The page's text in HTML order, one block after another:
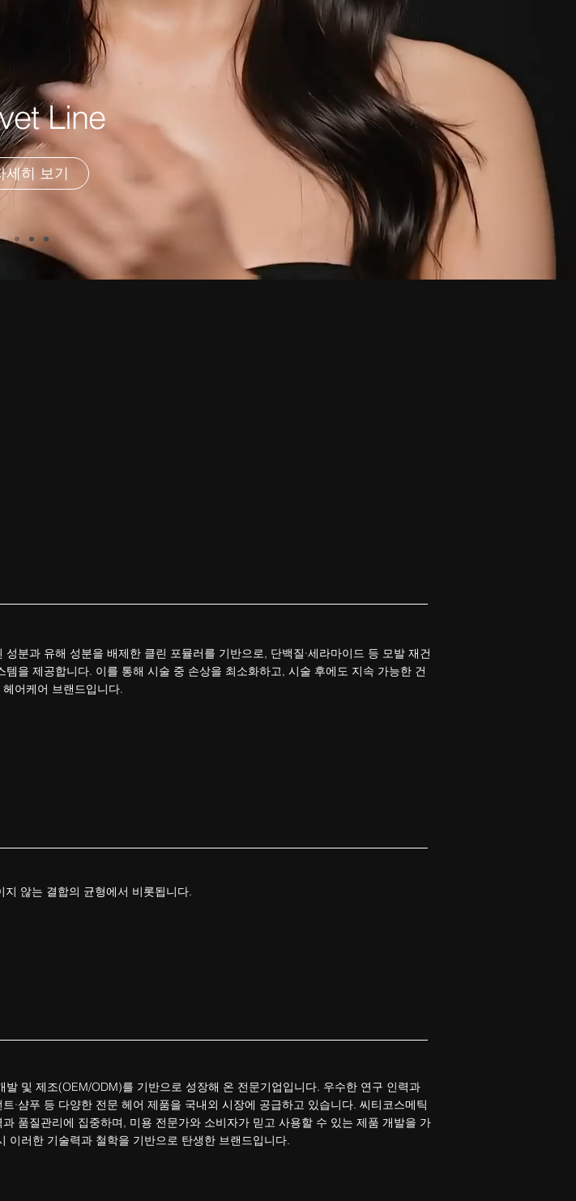
Line
세히 보기
분과 유해 성분을 배제한 클린 포뮬러를 기반으로, 단백질·세라마이드 등 모발 재건
을 제공합니다. 이를 통해 시술 중 손상을 최소화하고, 시술 후에도 지속 가능한 건
어케어 브랜드입니다.
않는 결합의 균형에서 비롯됩니다.
및 제조(OEM/ODM)를 기반으로 성장해 온 전문기업입니다. 우수한 연구 인력과
·샴푸 등 다양한 전문 헤어 제품을 국내외 시장에 공급하고 있습니다. 씨티코스메틱
품질관리에 집중하며, 미용 전문가와 소비자가 믿고 사용할 수 있는 제품 개발을 가
이러한 기술력과 철학을 기반으로 탄생한 브랜드입니다.